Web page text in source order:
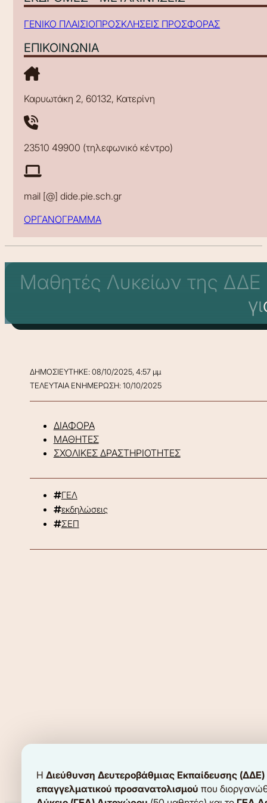
ΓΕΝΙΚΟ ΠΛΑΙΣΙΟΠΡΟΣΚΛΗΣΕΙΣ ΠΡΟΣΦΟΡΑΣ
ΕΠΙΚΟΙΝΩΝΙΑ
Καρυωτάκη 2, 60132, Κατερίνη
23510 49900 (τηλεφωνικό κέντρο)
mail [@] dide.pie.sch.gr
ΟΡΓΑΝΟΓΡΑΜΜΑ
Μαθητές Λυκείων της ΔΔΕ
ΔΗΜΟΣΙΕΥΤΗΚΕ: 08/10/2025, 4:57 μμ
ΤΕΛΕΥΤΑΙΑ ΕΝΗΜΕΡΩΣΗ: 10/10/2025
ΔΙΑΦΟΡΑ
ΜΑΘΗΤΕΣ
ΣΧΟΛΙΚΕΣ ΔΡΑΣΤΗΡΙΟΤΗΤΕΣ
ΓΕΛ
εκδηλώσεις
ΣΕΠ
Η Διεύθυνση Δευτεροβάθμιας Εκπαίδευσης (ΔΔΕ)
επαγγελματικού προσανατολισμού που